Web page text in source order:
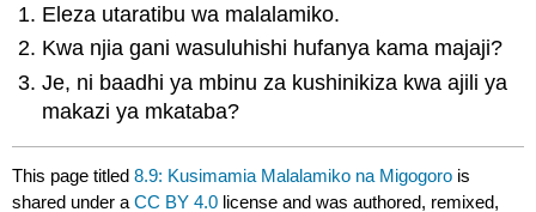
Eleza utaratibu wa malalamiko.
Kwa njia gani wasuluhishi hufanya kama majaji?
Je, ni baadhi ya mbinu za kushinikiza kwa ajili ya
makazi ya mkataba?
This page titled8.9: Kusimamia Malalamiko na Migogoro is
shared under aCC BY 4.0 license and was authored, remixed,